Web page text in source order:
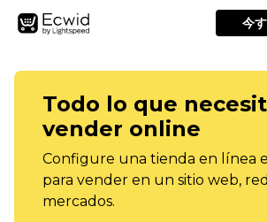
今
Todo lo que
vender online
Configure una tienda en línea
para vender en un sitio web,
mercados.